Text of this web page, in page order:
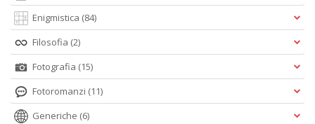
Enigmistica (84)
Filosofia (2)
Fotografia (15)
Fotoromanzi (11)
Generiche (6)